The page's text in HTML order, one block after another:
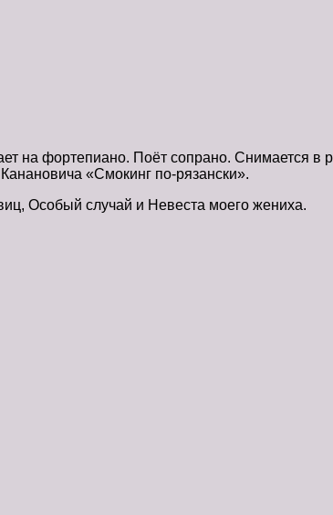
на фортепиано. Поёт сопрано. Снимается в
«Смокинг по-рязански».
Особый случай и Невеста моего жениха.